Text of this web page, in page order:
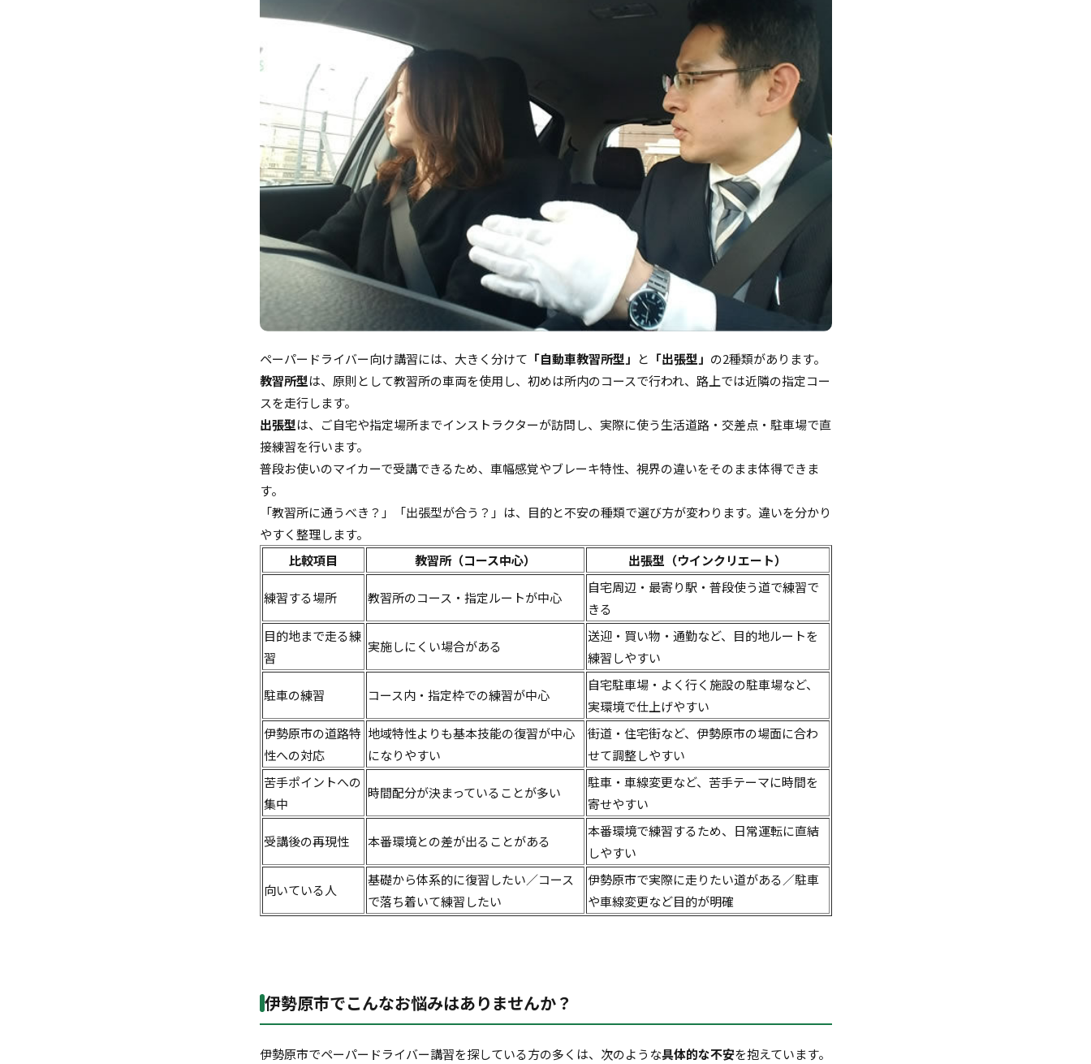
ペーパードライバー向け講習には、大きく分けて 「自動車教習所型」 と 「出張型」 の2種類があります。
教習所型は、原則として教習所の車両を使用し、初めは所内のコースで行われ、路上では近隣の指定コー
スを走行します。
出張型は、ご自宅や指定場所までインストラクターが訪問し、実際に使う生活道路・交差点・駐車場で直
接練習を行います。
普段お使いのマイカーで受講できるため、車幅感覚やブレーキ特性、視界の違いをそのまま体得できま
す。
「教習所に通うべき？」「出張型が合う？」は、目的と不安の種類で選び方が変わります。違いを分かり
やすく整理します。
比較項目
教習所（コース中心） 出張型（ウインクリエート）
練習する場所 教習所のコース・指定ルートが中心
自宅周辺・最寄り駅・普段使う道で練習で
きる
目的地まで走る練
習
実施しにくい場合がある
送迎・買い物・通勤など、目的地ルートを
練習しやすい
駐車の練習 コース内・指定枠での練習が中心
自宅駐車場・よく行く施設の駐車場など、
実環境で仕上げやすい
伊勢原市の道路特
性への対応
地域特性よりも基本技能の復習が中心
になりやすい
街道・住宅街など、伊勢原市の場面に合わ
せて調整しやすい
苦手ポイントへの
集中
時間配分が決まっていることが多い
駐車・車線変更など、苦手テーマに時間を
寄せやすい
受講後の再現性 本番環境との差が出ることがある
本番環境で練習するため、日常運転に直結
しやすい
向いている人
基礎から体系的に復習したい／コース
で落ち着いて練習したい
伊勢原市で実際に走りたい道がある／駐車
や車線変更など目的が明確
伊勢原市でこんなお悩みはありませんか？
伊勢原市でペーパードライバー講習を探している方の多くは、次のような具体的な不安を抱えています。